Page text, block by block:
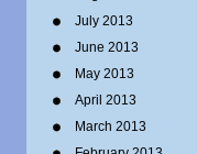
July 2013
June 2013
May 2013
April 2013
March 2013